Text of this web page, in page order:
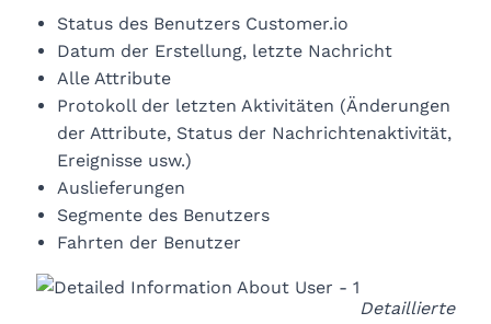
Status des Benutzers Customer.io
Datum der Erstellung, letzte Nachricht
Alle Attribute
Protokoll der letzten Aktivitäten (Änderungen
der Attribute, Status der Nachrichtenaktivität,
Ereignisse usw.)
Auslieferungen
Segmente des Benutzers
Fahrten der Benutzer
Detaillierte